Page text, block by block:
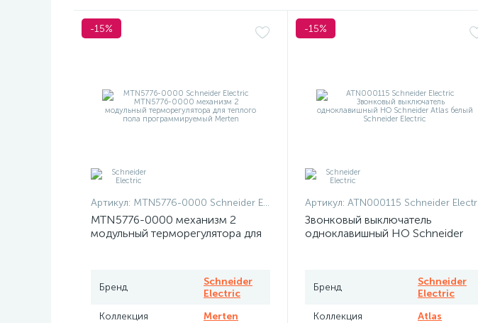
-15%
Артикул: MTN5776-0000 Schneider Electric
MTN5776-0000 механизм 2
модульный терморегулятора для
Бренд
Schneider
Electric
Коллекция
Merten
-15%
Артикул: ATN000115 Schneider Electric
Звонковый выключатель
одноклавишный НО Schneider
Бренд
Schneider
Electric
Коллекция
Atlas